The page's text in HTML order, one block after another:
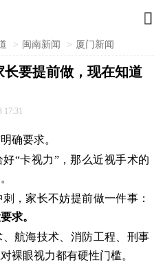

> 闽南新闻 > 厦门新闻
要提前做，现在知道
17:31
确要求。
“卡视力”，那么近视手术的
，家长不妨提前做一件事：
求。
航海技术、消防工程、刑事
眼视力都有硬性门槛。